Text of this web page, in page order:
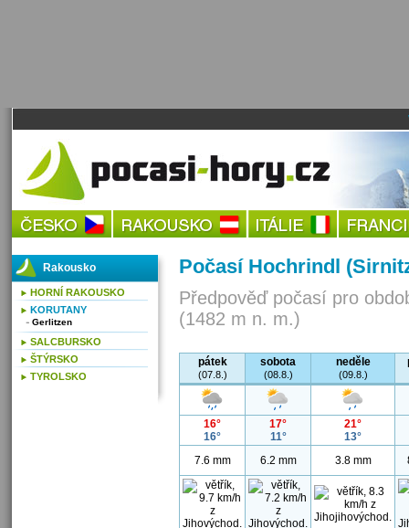
Počasí Hochrindl
Předpověď počasí pro
(1482 m n. m.)
pátek
(07.8.)
sobota
(08.8.)
neděle
(09.8.)
16°
16°
17°
11°
21°
13°
7.6 mm
6.2 mm 3.8 mm
Rakousko
HORNÍ RAKOUSKO
KORUTANY
Gerlitzen
SALCBURSKO
ŠTÝRSKO
TYROLSKO